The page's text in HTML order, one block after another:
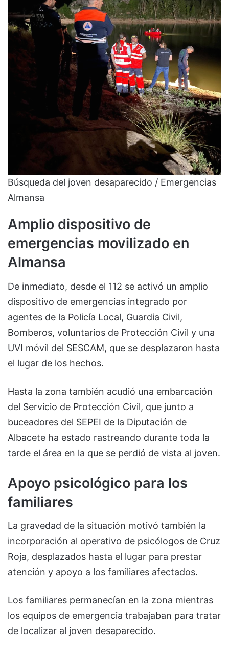
Búsqueda del joven desaparecido / Emergencias
Almansa
Amplio dispositivo de
emergencias movilizado en
Almansa
De inmediato, desde el 112 se activó un amplio
dispositivo de emergencias integrado por
agentes de la Policía Local, Guardia Civil,
Bomberos, voluntarios de Protección Civil y una
UVI móvil del SESCAM, que se desplazaron hasta
el lugar de los hechos.
Hasta la zona también acudió una embarcación
del Servicio de Protección Civil, que junto a
buceadores del SEPEI de la Diputación de
Albacete ha estado rastreando durante toda la
tarde el área en la que se perdió de vista al joven.
Apoyo psicológico para los
familiares
La gravedad de la situación motivó también la
incorporación al operativo de psicólogos de Cruz
Roja, desplazados hasta el lugar para prestar
atención y apoyo a los familiares afectados.
Los familiares permanecían en la zona mientras
los equipos de emergencia trabajaban para tratar
de localizar al joven desaparecido.